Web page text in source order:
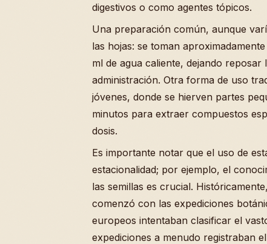
digestivos o como agentes tópicos.
Una preparación común, aunque
las hojas: se toman
ml de agua caliente, dejando
administración. Otra forma de uso
jóvenes, donde se hierven partes
minutos para extraer compuestos
dosis.
Es importante notar que el uso de
estacionalidad; por ejemplo, el
las semillas es crucial.
comenzó con las expediciones
europeos intentaban clasificar el
expediciones a menudo registraban